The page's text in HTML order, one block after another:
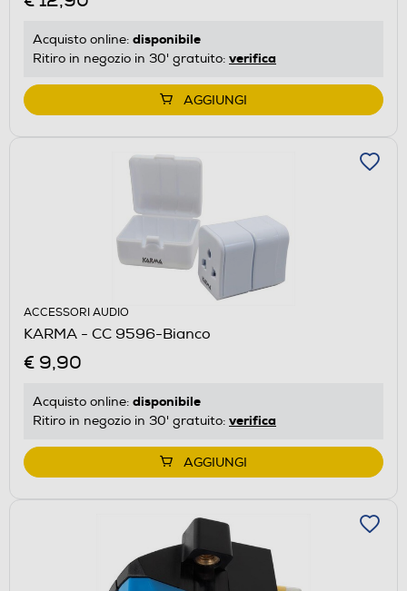
Acquisto online: disponibile
Ritiro in negozio in 30' gratuito: verifica
AGGIUNGI
ACCESSORI AUDIO
KARMA - CC 9596-Bianco
€ 9,90
Acquisto online: disponibile
Ritiro in negozio in 30' gratuito: verifica
AGGIUNGI